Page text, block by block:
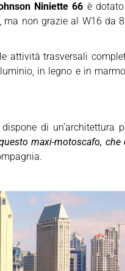
Niniette 66 è
ma non grazie al W16 da
attività trasversali
in legno e in
di un’architettura
maxi-motoscafo, che